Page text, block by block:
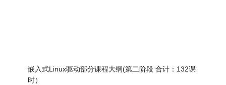
嵌入式Linux驱动部分课程大纲(第二阶段 合计：132课
时）